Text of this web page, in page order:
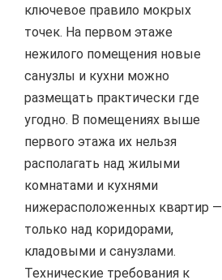
ключевое правило мокрых
точек. На первом этаже
нежилого помещения новые
санузлы и кухни можно
размещать практически где
угодно. В помещениях выше
первого этажа их нельзя
располагать над жилыми
комнатами и кухнями
нижерасположенных квартир —
только над коридорами,
кладовыми и санузлами.
Технические требования к